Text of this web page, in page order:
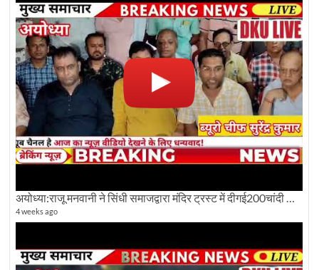
अयोध्या:राजू मनवानी ने सिंधी समाजद्वारा मंदिर ट्रस्ट में दीगई200चांदी की ईंटों पर सवाल का किया विरोध
4 weeks ago